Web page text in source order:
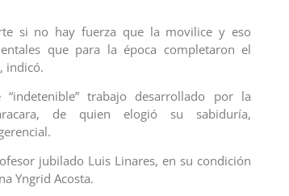
si no hay fuerza que la movilice y eso
que para la época completaron el
indicó.
“indetenible” trabajo desarrollado por la
de quien elogió su sabiduría,
jubilado Luis Linares, en su condición
Yngrid Acosta.